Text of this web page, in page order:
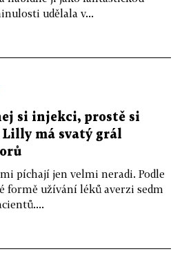
udělala v...
si injekci, prostě si
Lilly má svatý grál
píchají jen velmi neradi. Podle
formě užívání léků averzi sedm